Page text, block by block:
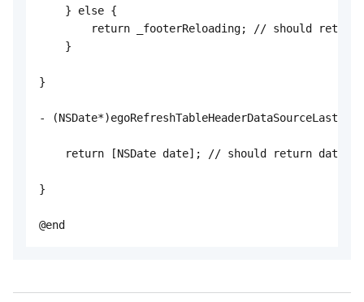
    } else {
return _footerReloading; // should
    }
}
-
return [NSDate date]; // should return date
}
@end